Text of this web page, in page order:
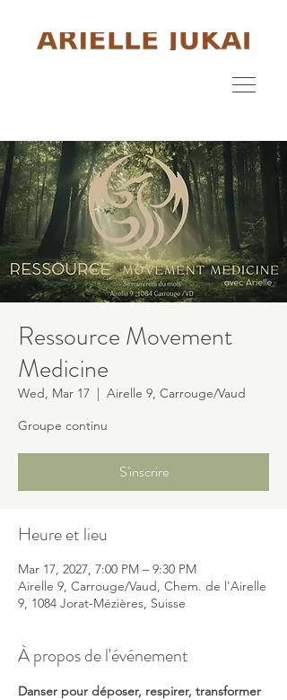
Ressource Movement
Medicine
Wed, Mar 17
  |
Airelle 9, Carrouge/Vaud
Groupe continu
S'inscrire
Heure et lieu
Mar 17, 2027, 7:00 PM – 9:30 PM
Airelle 9, Carrouge/Vaud, Chem. de l'Airelle
9, 1084 Jorat-Mézières, Suisse
À propos de l'événement
Danser pour déposer, respirer, transformer